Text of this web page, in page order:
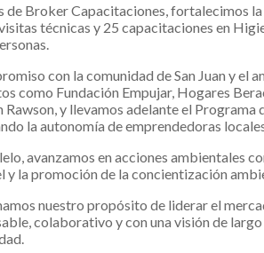
de Broker Capacitaciones, fortalecimos
técnicas y 25 capacitaciones en
con la comunidad de San Juan y el
como Fundación Empujar, Hogares
Rawson, y llevamos adelante el
la autonomía de emprendedoras
avanzamos en acciones ambientales
y la promoción de la concientización
nuestro propósito de liderar el
colaborativo y con una visión de